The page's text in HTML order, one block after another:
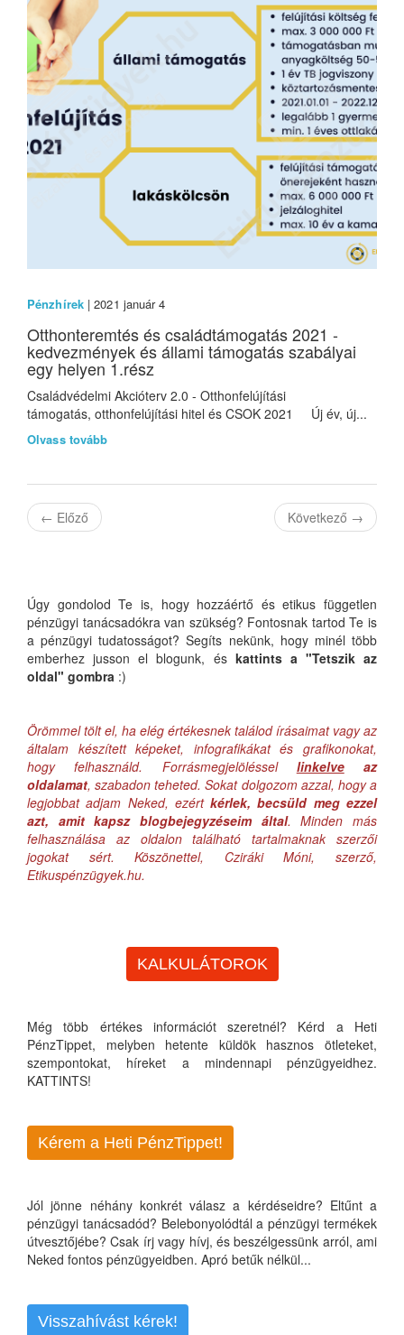
Pénzhírek| 2021 január 4
Otthonteremtés és családtámogatás 2021 -
kedvezmények és állami támogatás szabályai
egy helyen 1.rész
Családvédelmi Akcióterv 2.0 - Otthonfelújítási
támogatás, otthonfelújítási hitel és CSOK 2021 Új év, új...
Olvass tovább
← Előző Következő →
Úgy gondolod Te is, hogy hozzáértő és etikus független
pénzügyi tanácsadókra van szükség? Fontosnak tartod Te is
a pénzügyi tudatosságot? Segíts nekünk, hogy minél több
emberhez jusson el blogunk, és kattints a "Tetszik az
oldal" gombra :)
Örömmel tölt el, ha elég értékesnek találod írásaimat vagy az
általam készített képeket, infografikákat és grafikonokat,
hogy felhasználd. Forrásmegjelöléssel linkelveaz
oldalamat, szabadon teheted. Sokat dolgozom azzal, hogy a
legjobbat adjam Neked, ezértkérlek, becsüld meg ezzel
azt, amit kapsz blogbejegyzéseim által. Minden más
felhasználása az oldalon található tartalmaknak szerzői
jogokat sért. Köszönettel, Cziráki Móni, szerző,
Etikuspénzügyek.hu.
KALKULÁTOROK
Még több értékes információt szeretnél? Kérd a Heti
PénzTippet, melyben hetente küldök hasznos ötleteket,
szempontokat, híreket a mindennapi pénzügyeidhez.
KATTINTS!
Kérem a Heti PénzTippet!
Jól jönne néhány konkrét válasz a kérdéseidre? Eltűnt a
pénzügyi tanácsadód? Belebonyolódtál a pénzügyi termékek
útvesztőjébe? Csak írj vagy hívj, és beszélgessünk arról, ami
Neked fontos pénzügyeidben. Apró betűk nélkül...
Visszahívást kérek!